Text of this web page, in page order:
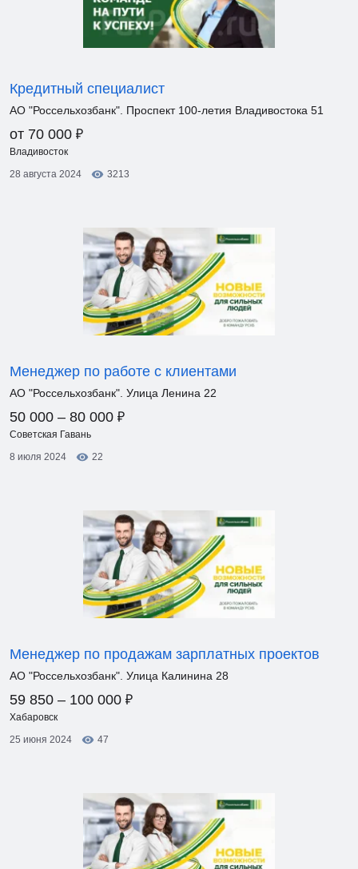
Кредитный специалист
АО "Россельхозбанк". Проспект 100-летия Владивостока 51
от 70 000 ₽
Владивосток
28 августа 2024
3213
Менеджер по работе с клиентами
АО "Россельхозбанк". Улица Ленина 22
50 000 – 80 000 ₽
Советская Гавань
8 июля 2024
22
Менеджер по продажам зарплатных проектов
АО "Россельхозбанк". Улица Калинина 28
59 850 – 100 000 ₽
Хабаровск
25 июня 2024
47